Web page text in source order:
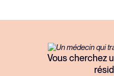
Vous cherchez